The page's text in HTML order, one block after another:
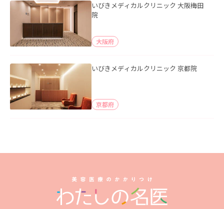
いびきメディカルクリニック 大阪梅田
院
大阪府
いびきメディカルクリニック 京都院
京都府